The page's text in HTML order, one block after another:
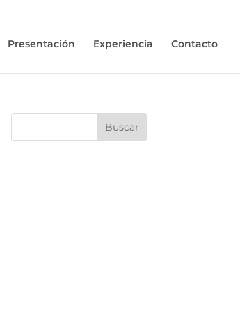
Presentación Experiencia Contacto